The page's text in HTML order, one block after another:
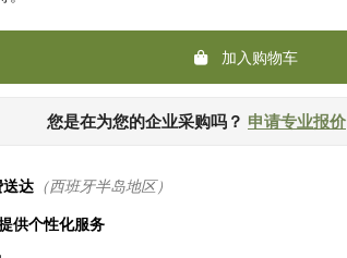
加入购物车
您是在为您的企业采购吗？ 申请专业报价
达（西班牙半岛地区）
供个性化服务